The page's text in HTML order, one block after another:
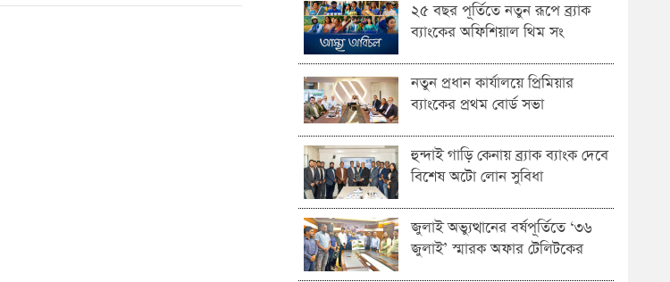
২৫ বছর পূর্তিতে নতুন রূপে ব্র্যাক
ব্যাংকের অফিশিয়াল থিম সং
নতুন প্রধান কার্যালয়ে প্রিমিয়ার
ব্যাংকের প্রথম বোর্ড সভা
হুন্দাই গাড়ি কেনায় ব্র্যাক ব্যাংক দেবে
বিশেষ অটো লোন সুবিধা
জুলাই অভ্যুত্থানের বর্ষপূর্তিতে ‘৩৬
জুলাই’ স্মারক অফার টেলিটকের